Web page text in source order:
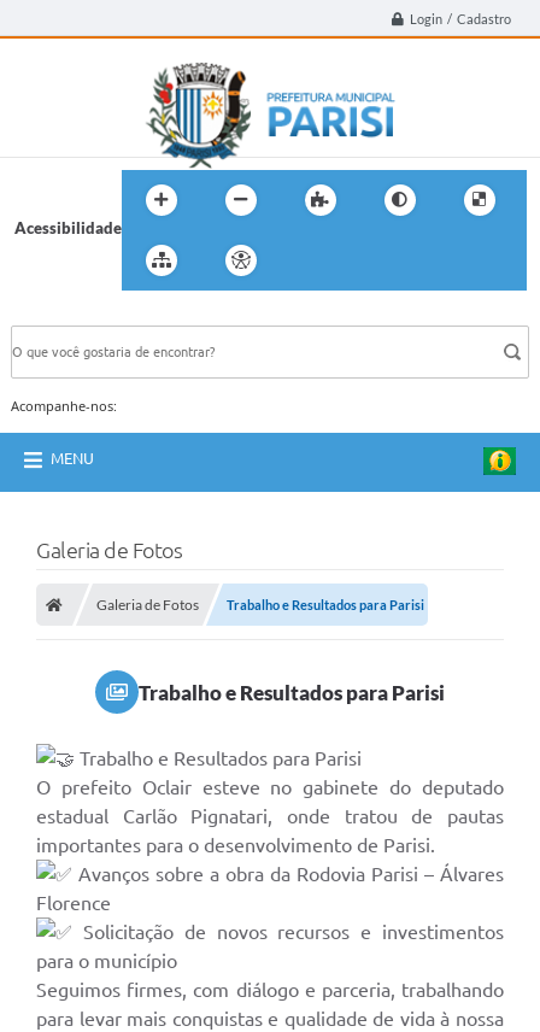
Login / Cadastro
Acessibilidade
Acompanhe-nos:
MENU
Galeria de Fotos
Galeria de Fotos Trabalho e Resultados para Parisi
Trabalho e Resultados para Parisi
Trabalho e Resultados para Parisi
O prefeito Oclair esteve no gabinete do deputado
estadual Carlão Pignatari, onde tratou de pautas
importantes para o desenvolvimento de Parisi.
Avanços sobre a obra da Rodovia Parisi – Álvares
Florence
Solicitação de novos recursos e investimentos
para o município
Seguimos firmes, com diálogo e parceria, trabalhando
para levar mais conquistas e qualidade de vida à nossa